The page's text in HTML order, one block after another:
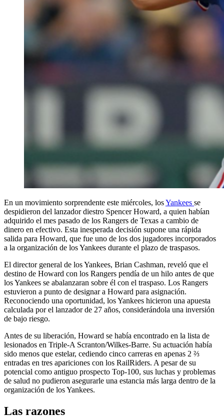
En un movimiento sorprendente este miércoles, losYankees se
despidieron del lanzador diestro Spencer Howard, a quien habían
adquirido el mes pasado de los Rangers de Texas a cambio de
dinero en efectivo. Esta inesperada decisión supone una rápida
salida para Howard, que fue uno de los dos jugadores incorporados
a la organización de los Yankees durante el plazo de traspasos.
El director general de los Yankees, Brian Cashman, reveló que el
destino de Howard con los Rangers pendía de un hilo antes de que
los Yankees se abalanzaran sobre él con el traspaso. Los Rangers
estuvieron a punto de designar a Howard para asignación.
Reconociendo una oportunidad, los Yankees hicieron una apuesta
calculada por el lanzador de 27 años, considerándola una inversión
de bajo riesgo.
Antes de su liberación, Howard se había encontrado en la lista de
lesionados en Triple-A Scranton/Wilkes-Barre. Su actuación había
sido menos que estelar, cediendo cinco carreras en apenas 2 ⅔
entradas en tres apariciones con los RailRiders. A pesar de su
potencial como antiguo prospecto Top-100, sus luchas y problemas
de salud no pudieron asegurarle una estancia más larga dentro de la
organización de los Yankees.
Las razones